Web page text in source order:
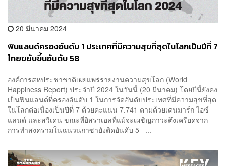
20 มีนาคม 2024
ฟินแลนด์ครองอันดับ 1 ประเทศที่มีความสุขที่สุดในโลกเป็นปีที่ 7
ไทยขยับขึ้นอันดับ 58
องค์การสหประชาชาติเผยแพร่รายงานความสุขโลก (World
Happiness Report) ประจำปี 2024 ในวันนี้ (20 มีนาคม) โดยปีนี้ยังคง
เป็นฟินแลนด์ที่ครองอันดับ 1 ในการจัดอันดับประเทศที่มีความสุขที่สุด
ในโลกต่อเนื่องเป็นปีที่ 7 ด้วยคะแนน 7.741 ตามด้วยเดนมาร์ก ไอซ์
แลนด์ และสวีเดน ขณะที่อิสราเอลที่แม้จะเผชิญภาวะตึงเครียดจาก
การทำสงครามในฉนวนกาซายังติดอันดับ 5 ...